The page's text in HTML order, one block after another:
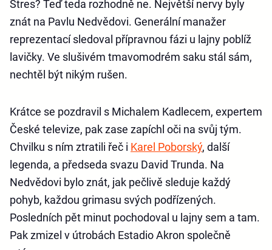
Stres? Teď teda rozhodně ne. Největší nervy byly
znát na Pavlu Nedvědovi. Generální manažer
reprezentací sledoval přípravnou fázi u lajny poblíž
lavičky. Ve slušivém tmavomodrém saku stál sám,
nechtěl být nikým rušen.
Krátce se pozdravil s Michalem Kadlecem, expertem
České televize, pak zase zapíchl oči na svůj tým.
Chvilku s ním ztratili řeč i Karel Poborský, další
legenda, a předseda svazu David Trunda. Na
Nedvědovi bylo znát, jak pečlivě sleduje každý
pohyb, každou grimasu svých podřízených.
Posledních pět minut pochodoval u lajny sem a tam.
Pak zmizel v útrobách Estadio Akron společně